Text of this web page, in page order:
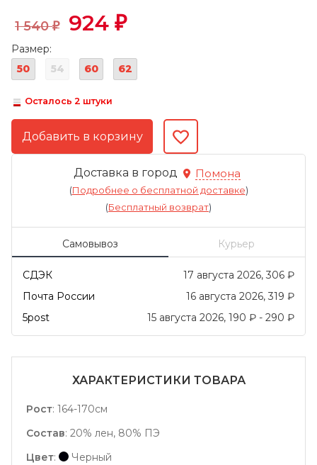
1 540₽ 924 ₽
Размер:
50
54 60 62
Осталось 2 штуки
Доставка в город Помона
(Подробнее о бесплатной доставке)
(Бесплатный возврат)
Самовывоз Курьер
СДЭК 17 августа 2026 306 ₽
Почта России
16 августа 2026 319 ₽
5post
15 августа 2026 190 ₽ - 290 ₽
ХАРАКТЕРИСТИКИ ТОВАРА
Рост: 164-170см
Состав: 20% лен, 80% ПЭ
Цвет:
Черный